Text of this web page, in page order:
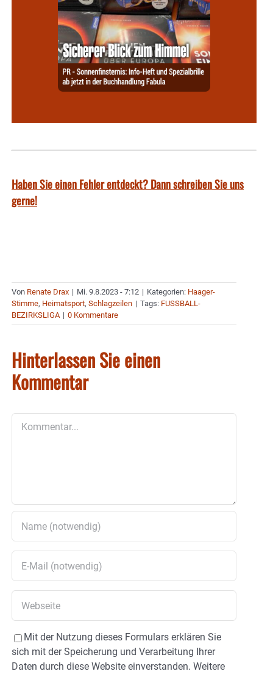
Haben Sie einen Fehler entdeckt? Dann schreiben Sie uns
gerne!
Von Renate Drax | Mi. 9.8.2023 - 7:12 | Kategorien: Haager-
Stimme, Heimatsport, Schlagzeilen | Tags: FUSSBALL-
BEZIRKSLIGA | 0 Kommentare
Hinterlassen Sie einen
Kommentar
Mit der Nutzung dieses Formulars erklären Sie
sich mit der Speicherung und Verarbeitung Ihrer
Daten durch diese Website einverstanden. Weitere